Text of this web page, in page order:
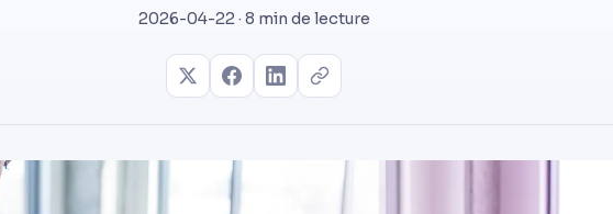
2026-04-22 · 8 min de lecture